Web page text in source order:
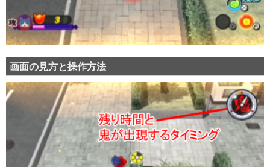
画面の見方と操作方法